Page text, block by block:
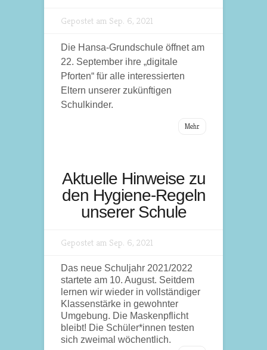
Gepostet am Sep. 6, 2021
Die Hansa-Grundschule öffnet am
22. September ihre „digitale
Pforten“ für alle interessierten
Eltern unserer zukünftigen
Schulkinder.
Mehr
Aktuelle Hinweise zu
den Hygiene-Regeln
unserer Schule
Gepostet am Sep. 6, 2021
Das neue Schuljahr 2021/2022
startete am 10. August. Seitdem
lernen wir wieder in vollständiger
Klassenstärke in gewohnter
Umgebung. Die Maskenpflicht
bleibt! Die Schüler*innen testen
sich zweimal wöchentlich.